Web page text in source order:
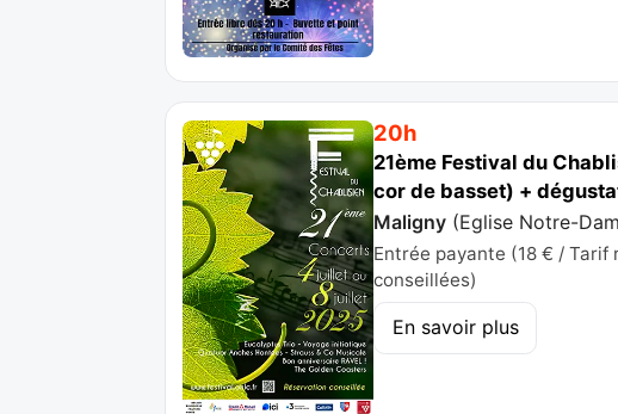
20h
21ème Festival du
cor de basset) +
Maligny (Eglise Notre-
Entrée payante (18 € /
conseillées)
En savoir plus